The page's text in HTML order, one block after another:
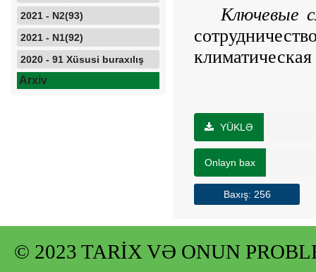
2021 - N2(93)
2021 - N1(92)
2020 - 91 Xüsusi buraxılış
Arxiv
Ключевые
YÜKLƏ
Onlayn bax
Baxış: 256
© 2023 TARİX VƏ ONUN